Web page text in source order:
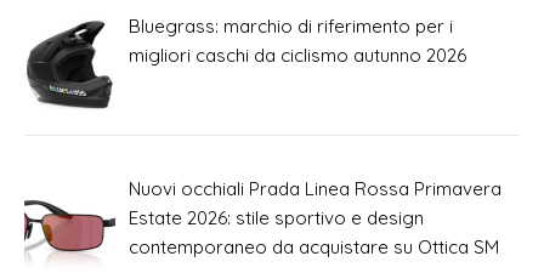
Bluegrass: marchio di riferimento per i
migliori caschi da ciclismo autunno 2026
Nuovi occhiali Prada Linea Rossa Primavera
Estate 2026: stile sportivo e design
contemporaneo da acquistare su Ottica SM